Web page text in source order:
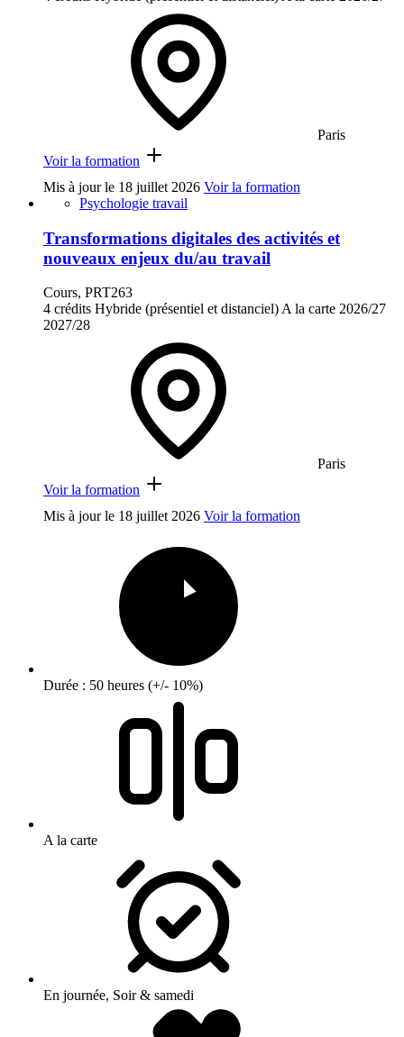
Paris
Voir la formation
Mis à jour le 18 juillet 2026 Voir la formation
Psychologie travail
Transformations digitales des activités et
nouveaux enjeux du/au travail
Cours, PRT263
4 crédits Hybride (présentiel et distanciel)A la carte 2026/27
2027/28
Paris
Voir la formation
Mis à jour le 18 juillet 2026 Voir la formation
Durée : 50 heures (+/- 10%)
A la carte
En journée, Soir & samedi